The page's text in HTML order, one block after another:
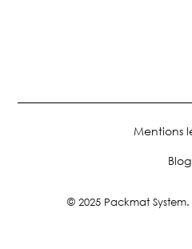
© 2025 Packmat System.
Mentions
Blog